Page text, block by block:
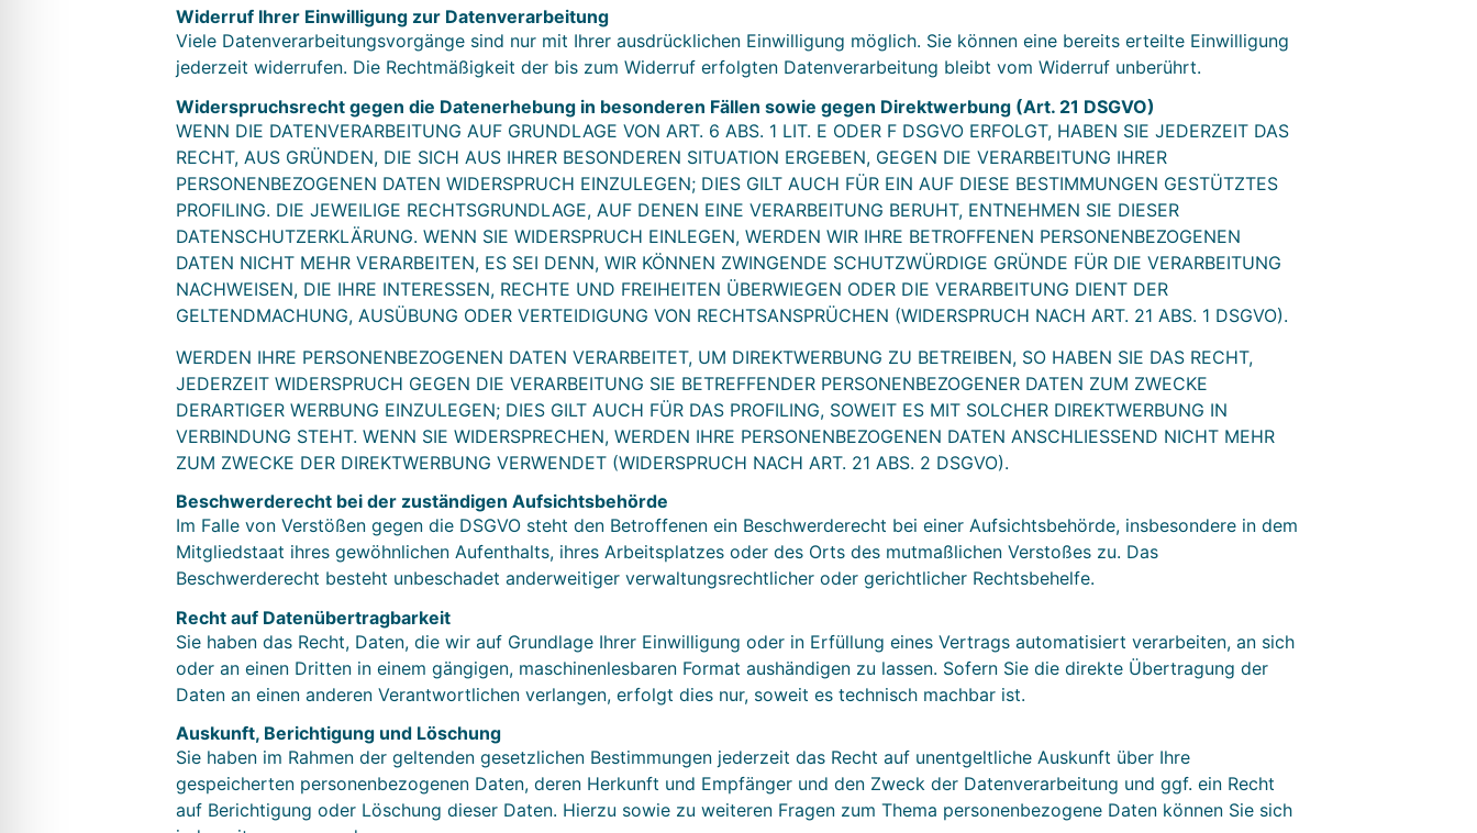
Widerruf Ihrer Einwilligung zur Datenverarbeitung
Viele Datenverarbeitungsvorgänge sind nur mit Ihrer ausdrücklichen Einwilligung möglich. Sie können eine bereits erteilte Einwilligung
jederzeit widerrufen. Die Rechtmäßigkeit der bis zum Widerruf erfolgten Datenverarbeitung bleibt vom Widerruf unberührt.
Widerspruchsrecht gegen die Datenerhebung in besonderen Fällen sowie gegen Direktwerbung (Art. 21 DSGVO)
WENN DIE DATENVERARBEITUNG AUF GRUNDLAGE VON ART. 6 ABS. 1 LIT. E ODER F DSGVO ERFOLGT, HABEN SIE JEDERZEIT DAS
RECHT, AUS GRÜNDEN, DIE SICH AUS IHRER BESONDEREN SITUATION ERGEBEN, GEGEN DIE VERARBEITUNG IHRER
PERSONENBEZOGENEN DATEN WIDERSPRUCH EINZULEGEN; DIES GILT AUCH FÜR EIN AUF DIESE BESTIMMUNGEN GESTÜTZTES
PROFILING. DIE JEWEILIGE RECHTSGRUNDLAGE, AUF DENEN EINE VERARBEITUNG BERUHT, ENTNEHMEN SIE DIESER
DATENSCHUTZERKLÄRUNG. WENN SIE WIDERSPRUCH EINLEGEN, WERDEN WIR IHRE BETROFFENEN PERSONENBEZOGENEN
DATEN NICHT MEHR VERARBEITEN, ES SEI DENN, WIR KÖNNEN ZWINGENDE SCHUTZWÜRDIGE GRÜNDE FÜR DIE VERARBEITUNG
NACHWEISEN, DIE IHRE INTERESSEN, RECHTE UND FREIHEITEN ÜBERWIEGEN ODER DIE VERARBEITUNG DIENT DER
GELTENDMACHUNG, AUSÜBUNG ODER VERTEIDIGUNG VON RECHTSANSPRÜCHEN (WIDERSPRUCH NACH ART. 21 ABS. 1 DSGVO).
WERDEN IHRE PERSONENBEZOGENEN DATEN VERARBEITET, UM DIREKTWERBUNG ZU BETREIBEN, SO HABEN SIE DAS RECHT,
JEDERZEIT WIDERSPRUCH GEGEN DIE VERARBEITUNG SIE BETREFFENDER PERSONENBEZOGENER DATEN ZUM ZWECKE
DERARTIGER WERBUNG EINZULEGEN; DIES GILT AUCH FÜR DAS PROFILING, SOWEIT ES MIT SOLCHER DIREKTWERBUNG IN
VERBINDUNG STEHT. WENN SIE WIDERSPRECHEN, WERDEN IHRE PERSONENBEZOGENEN DATEN ANSCHLIESSEND NICHT MEHR
ZUM ZWECKE DER DIREKTWERBUNG VERWENDET (WIDERSPRUCH NACH ART. 21 ABS. 2 DSGVO).
Beschwerde­recht bei der zuständigen Aufsichts­behörde
Im Falle von Verstößen gegen die DSGVO steht den Betroffenen ein Beschwerderecht bei einer Aufsichtsbehörde, insbesondere in dem
Mitgliedstaat ihres gewöhnlichen Aufenthalts, ihres Arbeitsplatzes oder des Orts des mutmaßlichen Verstoßes zu. Das
Beschwerderecht besteht unbeschadet anderweitiger verwaltungsrechtlicher oder gerichtlicher Rechtsbehelfe.
Recht auf Daten­übertrag­barkeit
Sie haben das Recht, Daten, die wir auf Grundlage Ihrer Einwilligung oder in Erfüllung eines Vertrags automatisiert verarbeiten, an sich
oder an einen Dritten in einem gängigen, maschinenlesbaren Format aushändigen zu lassen. Sofern Sie die direkte Übertragung der
Daten an einen anderen Verantwortlichen verlangen, erfolgt dies nur, soweit es technisch machbar ist.
Auskunft, Berichtigung und Löschung
Sie haben im Rahmen der geltenden gesetzlichen Bestimmungen jederzeit das Recht auf unentgeltliche Auskunft über Ihre
gespeicherten personenbezogenen Daten, deren Herkunft und Empfänger und den Zweck der Datenverarbeitung und ggf. ein Recht
auf Berichtigung oder Löschung dieser Daten. Hierzu sowie zu weiteren Fragen zum Thema personenbezogene Daten können Sie sich